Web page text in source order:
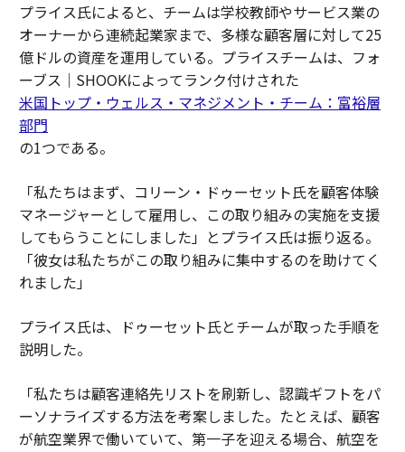
プライス氏によると、チームは学校教師やサービス業の
オーナーから連続起業家まで、多様な顧客層に対して25
億ドルの資産を運用している。プライスチームは、フォ
ーブス｜SHOOKによってランク付けされた
米国トップ・ウェルス・マネジメント・チーム：富裕層
部門
の1つである。
「私たちはまず、コリーン・ドゥーセット氏を顧客体験
マネージャーとして雇用し、この取り組みの実施を支援
してもらうことにしました」とプライス氏は振り返る。
「彼女は私たちがこの取り組みに集中するのを助けてく
れました」
プライス氏は、ドゥーセット氏とチームが取った手順を
説明した。
「私たちは顧客連絡先リストを刷新し、認識ギフトをパ
ーソナライズする方法を考案しました。たとえば、顧客
が航空業界で働いていて、第一子を迎える場合、航空を